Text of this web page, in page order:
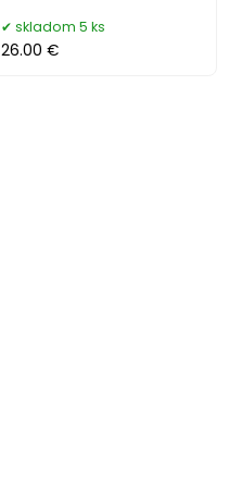
skladom 5 ks
26.00 €